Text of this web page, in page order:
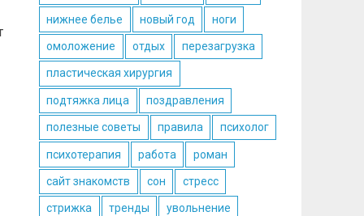
нижнее белье новый год ноги
омоложение отдых перезагрузка
пластическая хирургия
подтяжка лица поздравления
полезные советы правила психолог
психотерапия работа роман
сайт знакомств сон стресс
стрижка тренды увольнение